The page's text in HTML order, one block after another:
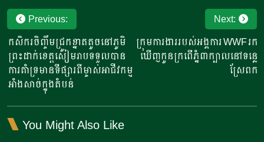
Post
navigation
Previous:
កសិករចិញ្ចឹមជ្រូកខ្នាតតូចនៅភូមិ
ព្រះដាក់ខេត្តសៀមរាបទទួលបាន
ការគាំទ្រមានទីផ្សារពីម្ចាស់អាជីវកម្ម
អាំងសាច់ក្នុងតំបន់
Next:
ក្រុមការងាររបស់អង្គការ WWFរក
ឃើញកូនក្រពើភ្នំ៣ក្បាលនៅទន្លេ
ស្រែពក
You Might Also Like